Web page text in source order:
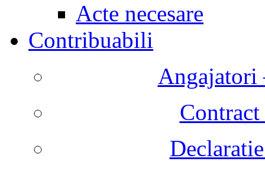
Acte necesare
Contribuabili
Angajatori
Contract